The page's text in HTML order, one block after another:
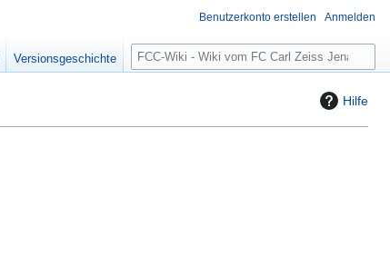
Hilfe
Benutzerkonto erstellen Anmelden
Versionsgeschichte
S
u
e